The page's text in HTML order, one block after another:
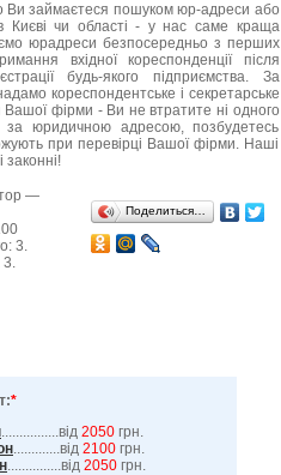
займаєтеся пошуком юр-адреси або
чи області - у нас саме краща
юрадреси безпосередньо з перших
вхідної кореспонденції після
будь-якого підприємства. За
кореспондентське і секретарське
фірми - Ви не втратите ні одного
за юридичною адресою, позбудетесь
при перевірці Вашої фірми. Наші
законні!
—
3.
3.
Поделиться…
*
................від 2050 грн.
.............від 2100 грн.
...............від 2050 грн.